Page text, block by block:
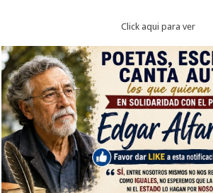
Click aqui para ver